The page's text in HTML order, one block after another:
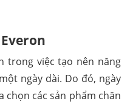
trong việc tạo nên năng
ngày dài. Do đó, ngày
chọn các sản phẩm chăn